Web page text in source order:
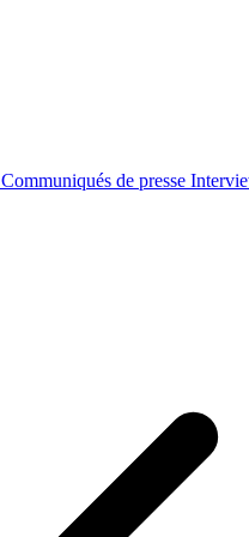
Communiqués de presse